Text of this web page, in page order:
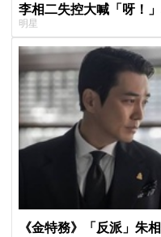
李相二失控大喊「呀！
明星
《金特務》「反派」朱